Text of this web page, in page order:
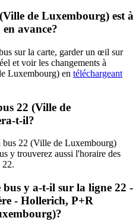
de Luxembourg) est à
avance?
sur la carte, garder un œil sur
et voir les changements à
Luxembourg) en téléchargeant
22 (Ville de
t-il?
bus 22 (Ville de Luxembourg)
y trouverez aussi l'horaire des
22.
y a-t-il sur la ligne 22 -
- Hollerich, P+R